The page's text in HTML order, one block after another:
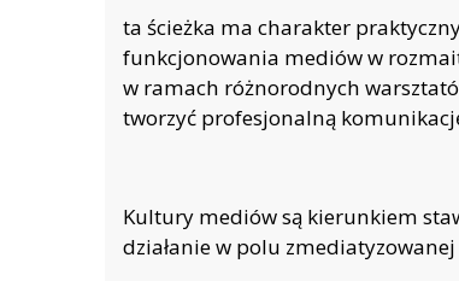
ta ścieżka ma charakter
funkcjonowania mediów w
w ramach różnorodnych
tworzyć profesjonalną
Kultury mediów są kierunkiem
działanie w polu